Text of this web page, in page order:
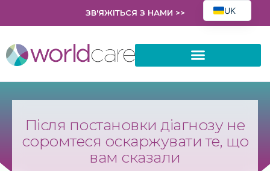
ЗВ'ЯЖІТЬСЯ З НАМИ >>
Після постановки діагнозу не
соромтеся оскаржувати те, що
вам сказали
UK
EL
ES
HR